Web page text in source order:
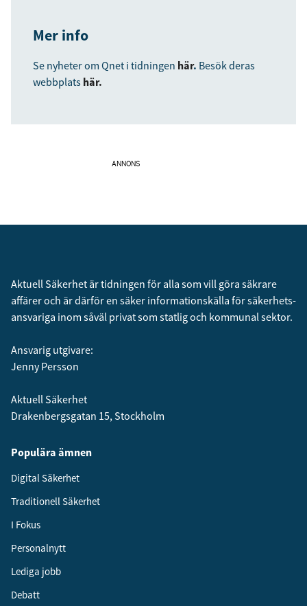
Mer info
Se nyheter om Qnet i tidningen här. Besök deras
webbplats här.
ANNONS
Aktuell Säkerhet är tidningen för alla som vill göra säkrare
affärer och är därför en säker informationskälla för säkerhets­
ansvariga inom såväl privat som statlig och kommunal sektor.
Ansvarig utgivare:
Jenny Persson
Aktuell Säkerhet
Drakenbergsgatan 15, Stockholm
Populära ämnen
Digital Säkerhet
Traditionell Säkerhet
I Fokus
Personalnytt
Lediga jobb
Debatt